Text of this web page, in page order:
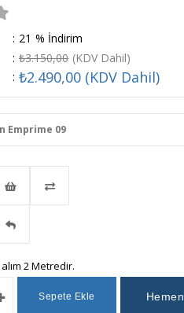
: %
21
İndirim
: ₺3.150,00 (KDV Dahil)
: ₺2.490,00 (KDV Dahil)
Emprime 09
İstek
Ekle
Haber
2 Metredir.